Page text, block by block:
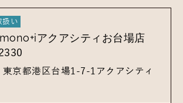
アクアシティお台場店
東京都港区台場1-7-1 アクアシティ